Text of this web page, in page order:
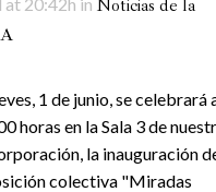
Noticias de la
1 de junio, se celebrará
horas en la Sala 3 de
la inauguración
colectiva "Miradas